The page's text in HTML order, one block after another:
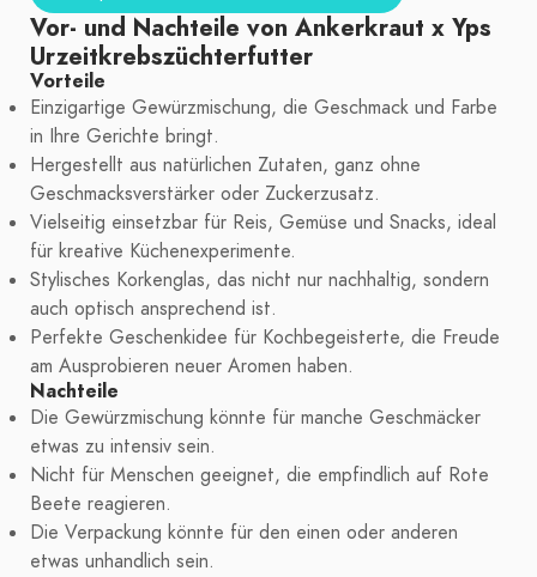
Vor- und Nachteile von Ankerkraut x Yps
Urzeitkrebszüchterfutter
Vorteile
Einzigartige Gewürzmischung, die Geschmack und Farbe
in Ihre Gerichte bringt.
Hergestellt aus natürlichen Zutaten, ganz ohne
Geschmacksverstärker oder Zuckerzusatz.
Vielseitig einsetzbar für Reis, Gemüse und Snacks, ideal
für kreative Küchenexperimente.
Stylisches Korkenglas, das nicht nur nachhaltig, sondern
auch optisch ansprechend ist.
Perfekte Geschenkidee für Kochbegeisterte, die Freude
am Ausprobieren neuer Aromen haben.
Nachteile
Die Gewürzmischung könnte für manche Geschmäcker
etwas zu intensiv sein.
Nicht für Menschen geeignet, die empfindlich auf Rote
Beete reagieren.
Die Verpackung könnte für den einen oder anderen
etwas unhandlich sein.